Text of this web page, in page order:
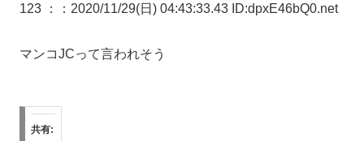
123 ： ：2020/11/29(日) 04:43:33.43 ID:dpxE46bQ0.net
マンコJCって言われそう
共有: